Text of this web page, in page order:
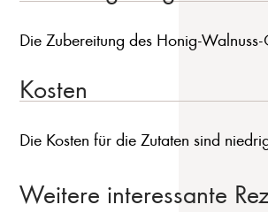
Die Zubereitung des Honig-
Kosten
Die Kosten für die Zutaten sind
Weitere interessante